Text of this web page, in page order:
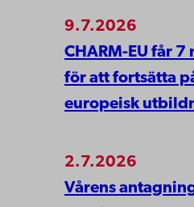
9.7.2026
CHARM-EU får
för att fortsätta
europeisk
2.7.2026
Vårens